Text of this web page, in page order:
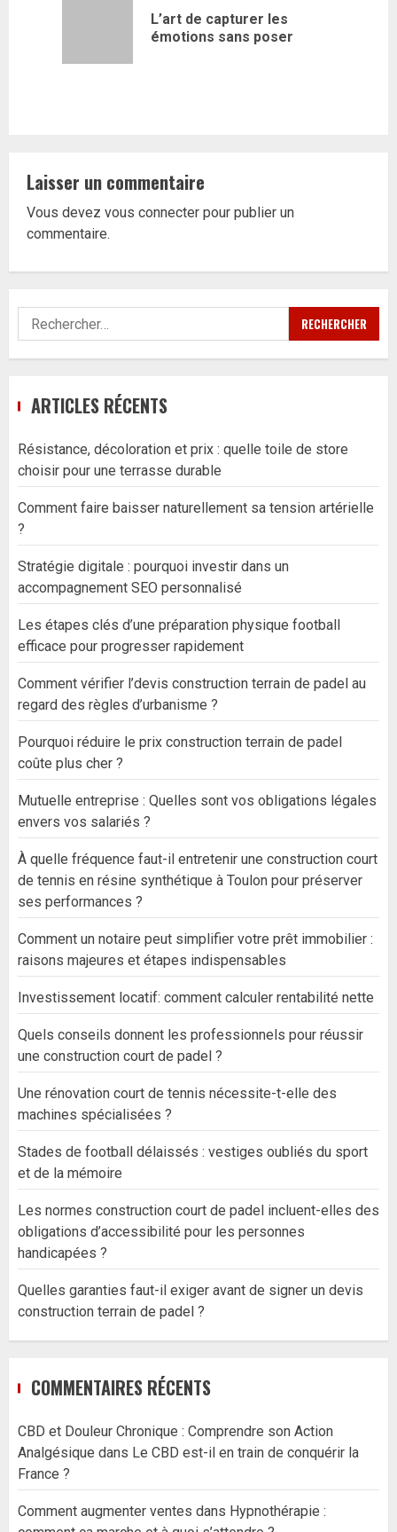
L’art de capturer les
émotions sans poser
Laisser un commentaire
Vous devez vous connecter pour publier un
commentaire.
Rechercher :
ARTICLES RÉCENTS
Résistance, décoloration et prix : quelle toile de store
choisir pour une terrasse durable
Comment faire baisser naturellement sa tension artérielle
?
Stratégie digitale : pourquoi investir dans un
accompagnement SEO personnalisé
Les étapes clés d’une préparation physique football
efficace pour progresser rapidement
Comment vérifier l’devis construction terrain de padel au
regard des règles d’urbanisme ?
Pourquoi réduire le prix construction terrain de padel
coûte plus cher ?
Mutuelle entreprise : Quelles sont vos obligations légales
envers vos salariés ?
À quelle fréquence faut-il entretenir une construction court
de tennis en résine synthétique à Toulon pour préserver
ses performances ?
Comment un notaire peut simplifier votre prêt immobilier :
raisons majeures et étapes indispensables
Investissement locatif: comment calculer rentabilité nette
Quels conseils donnent les professionnels pour réussir
une construction court de padel ?
Une rénovation court de tennis nécessite-t-elle des
machines spécialisées ?
Stades de football délaissés : vestiges oubliés du sport
et de la mémoire
Les normes construction court de padel incluent-elles des
obligations d’accessibilité pour les personnes
handicapées ?
Quelles garanties faut-il exiger avant de signer un devis
construction terrain de padel ?
COMMENTAIRES RÉCENTS
CBD et Douleur Chronique : Comprendre son Action
Analgésique dans Le CBD est-il en train de conquérir la
France ?
Comment augmenter ventes dans Hypnothérapie :